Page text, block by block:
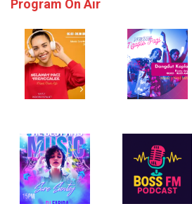
Program On Air